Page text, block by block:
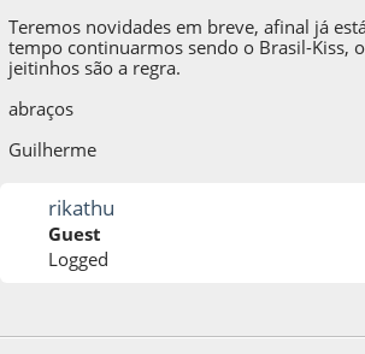
Teremos novidades em breve, afinal já
tempo continuarmos sendo o Brasil-Kiss,
jeitinhos são a regra.
abraços
Guilherme
rikathu
Guest
Logged